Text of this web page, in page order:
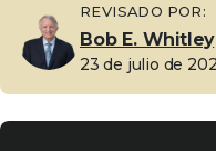
REVISADO POR:
Bob E. Whitley
23 de julio de